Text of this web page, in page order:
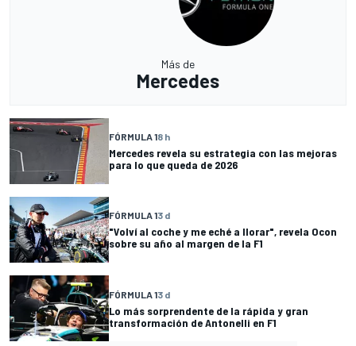
Más de
Mercedes
FÓRMULA 18 h
Mercedes revela su estrategia con las mejoras
para lo que queda de 2026
FÓRMULA 13 d
"Volví al coche y me eché a llorar", revela Ocon
sobre su año al margen de la F1
FÓRMULA 13 d
Lo más sorprendente de la rápida y gran
transformación de Antonelli en F1